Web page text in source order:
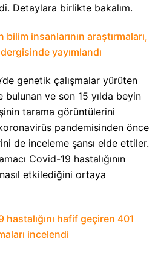
Detaylara birlikte bakalım.
insanlarının araştırmaları,
yayımlandı
genetik çalışmalar yürüten
bulunan ve son 15 yılda beyin
tarama görüntülerini
pandemisinden önce
de inceleme şansı elde ettiler.
Covid-19 hastalığının
etkilediğini ortaya
hafif geçiren 401
incelendi